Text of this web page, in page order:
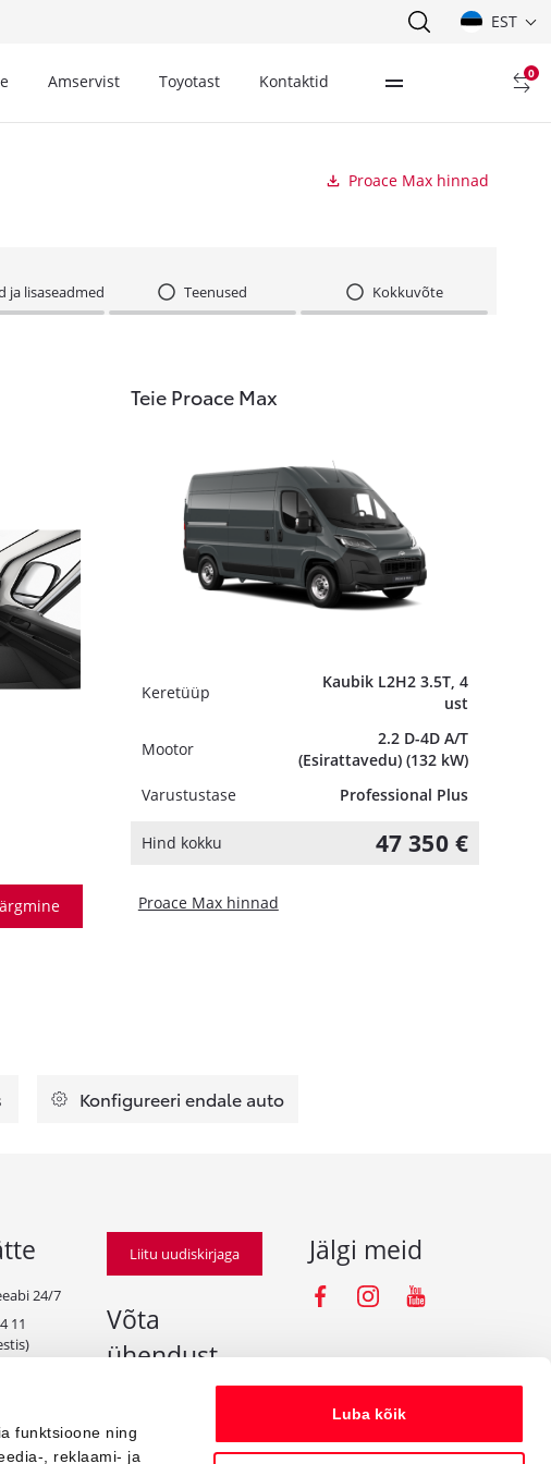
funktsioone ning
, reklaami- ja
Luba kõik
EST
0
Amservist Toyotast Kontaktid
Proace Max hinnad
ja lisaseadmed Teenused Kokkuvõte
Teie Proace Max
Keretüüp
Kaubik L2H2 3.5T, 4
ust
Mootor
2.2 D-4D A/T
(Esirattavedu) (132 kW)
Varustustase
Professional Plus
Hind kokku 47 350 €
Proace Max hinnad
Konfigureeri endale auto
24/7
11
Liitu uudiskirjaga
Võta
ühendust
press@amserv.ee
Teavita rikkumisest
Jälgi meid
Facebooki